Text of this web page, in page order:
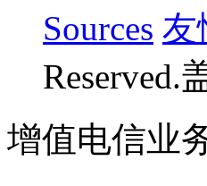
Sources 友
Reserved.
增值电信业